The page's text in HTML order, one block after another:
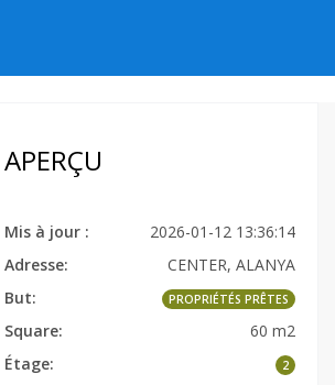
APERÇU
Mis à jour :
2026-01-12 13:36:14
Adresse:
CENTER, ALANYA
But:
PROPRIÉTÉS PRÊTES
Square:
60 m2
Étage:
2